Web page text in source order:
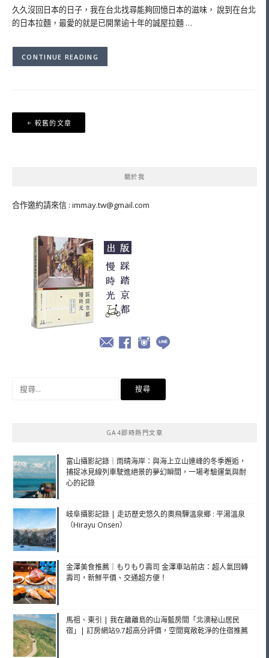
久久沒回日本的日子，我在台北找尋能夠回憶日本的滋味， 說到在台北
的日本拉麵，最愛的就是已開業逾十年的誠屋拉麵 …
CONTINUE READING
文
章
較舊的文章
關於我
合作邀約請來信 : immay.tw@gmail.com
GA4即時熱門文章
富山攝影記錄｜雨晴海岸：與海上立山連峰的冬季邂逅，
捕捉冰見線列車駛進絕景的夢幻瞬間，一場考驗運氣與耐
心的記錄
岐阜攝影記錄 | 走訪歷史悠久的奧飛驒溫泉鄉 : 平湯溫泉
（Hirayu Onsen）
金澤美食推薦｜もりもり壽司 金澤車站前店：超人氣回轉
壽司，新鮮平價、交通超方便！
馬祖、東引 | 我在離離島的山海藍房間「北澳秘山居民
宿」| 訂房網站9.7超高分評價，空間寬敞乾淨的住宿推薦